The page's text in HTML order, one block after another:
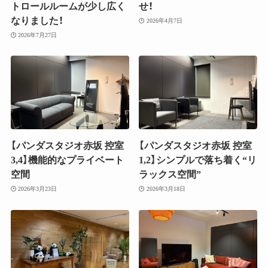
トロールルームが少し広く
なりました！
2026年7月27日
せ！
2026年4月7日
【パンダスタジオ赤坂 控室
3,4】機能的なプライベート
空間
2026年3月23日
【パンダスタジオ赤坂 控室
1,2】シンプルで落ち着く“リ
ラックス空間”
2026年3月18日